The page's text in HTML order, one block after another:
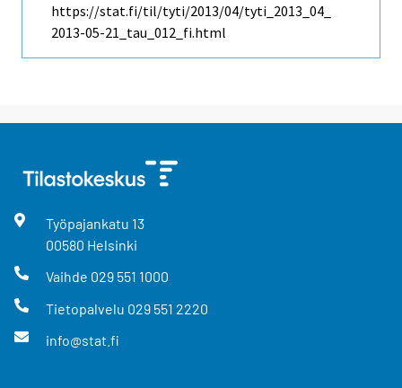
https://stat.fi/til/tyti/2013/04/tyti_2013_04_
2013-05-21_tau_012_fi.html
Työpajankatu 13
00580 Helsinki
Vaihde 029 551 1000
Tietopalvelu 029 551 2220
info@stat.fi